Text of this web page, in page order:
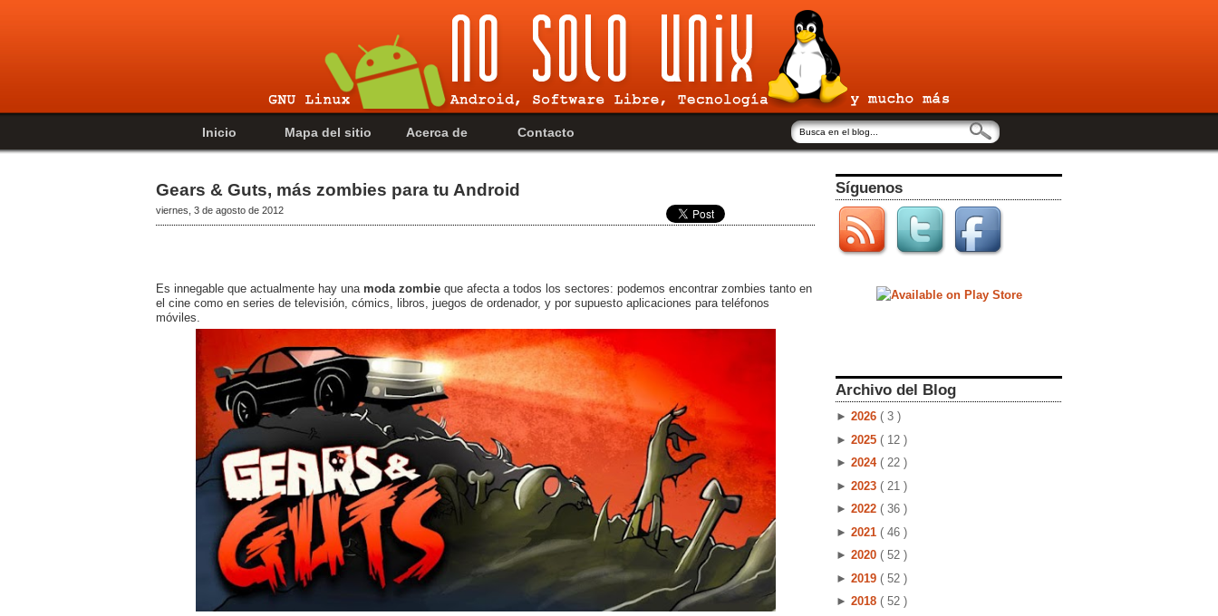
Inicio Mapa del sitio Acerca de Contacto
Gears & Guts, más zombies para tu Android
viernes, 3 de agosto de 2012
Es innegable que actualmente hay una moda zombie que afecta a todos los sectores: podemos encontrar zombies tanto en
el cine como en series de televisión, cómics, libros, juegos de ordenador, y por supuesto aplicaciones para teléfonos
móviles.
Síguenos
Archivo del Blog
► 2026 ( 3 )
► 2025 ( 12 )
► 2024 ( 22 )
► 2023 ( 21 )
► 2022 ( 36 )
► 2021 ( 46 )
► 2020 ( 52 )
► 2019 ( 52 )
► 2018 ( 52 )